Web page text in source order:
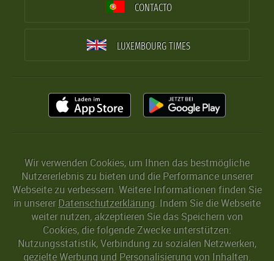
CONTACTO
LUXEMBOURG TIMES
Wir verwenden Cookies, um Ihnen das bestmögliche
Nutzererlebnis zu bieten und die Performance unserer
Webseite zu verbessern. Weitere Informationen finden Sie
in unserer Datenschutzerklärung. Indem Sie die Webseite
weiter nutzen, akzeptieren Sie das Speichern von
Cookies, die folgende Zwecke unterstützen:
Nutzungsstatistik, Verbindung zu sozialen Netzwerken,
gezielte Werbung und Personalisierung von Inhalten.